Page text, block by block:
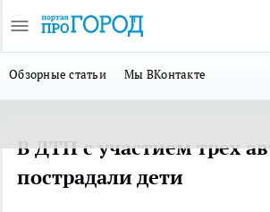
Обзорные статьи Мы ВКонтакте
В ДТП с участием трех
пострадали дети